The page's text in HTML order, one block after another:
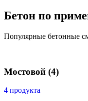
Бетон по
Популярные бетонные
Мостовой (4)
4 продукта